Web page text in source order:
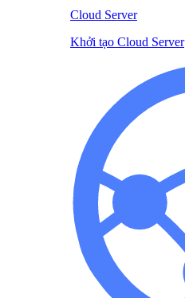
Cloud Server
Khởi tạo Cloud Server